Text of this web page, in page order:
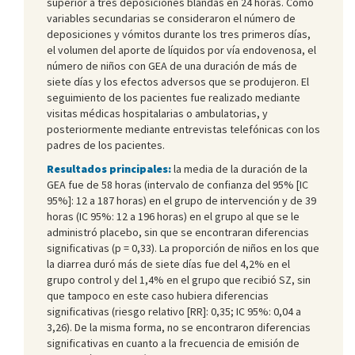
variables secundarias se consideraron el número de
deposiciones y vómitos durante los tres primeros días,
el volumen del aporte de líquidos por vía endovenosa, el
número de niños con GEA de una duración de más de
siete días y los efectos adversos que se produjeron. El
seguimiento de los pacientes fue realizado mediante
visitas médicas hospitalarias o ambulatorias, y
posteriormente mediante entrevistas telefónicas con los
padres de los pacientes.
Resultados principales:la media de la duración de la
GEA fue de 58 horas (intervalo de confianza del 95% [IC
95%]: 12 a 187 horas) en el grupo de intervención y de 39
horas (IC 95%: 12 a 196 horas) en el grupo al que se le
administró placebo, sin que se encontraran diferencias
significativas (p = 0,33). La proporción de niños en los que
la diarrea duró más de siete días fue del 4,2% en el
grupo control y del 1,4% en el grupo que recibió SZ, sin
que tampoco en este caso hubiera diferencias
significativas (riesgo relativo [RR]: 0,35; IC 95%: 0,04 a
3,26). De la misma forma, no se encontraron diferencias
significativas en cuanto a la frecuencia de emisión de